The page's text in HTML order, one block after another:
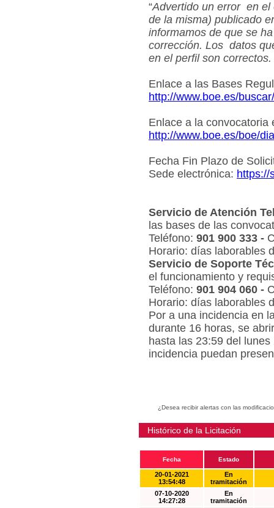
“Advertido un error en el
de la misma) publicado
informamos de que se
corrección. Los datos
en el perfil son correctos.
Enlace a las Bases
http://www.boe.es/
Enlace a la convocatoria
http://www.boe.es/boe/
Fecha Fin Plazo de
Sede electrónica: https://
Servicio de Atención
las bases de las
Teléfono: 901 900 333 -
Horario: días laborables
Servicio de Soporte
el funcionamiento y
Teléfono: 901 904 060 -
Horario: días laborables
Por a una incidencia en
durante 16 horas, se
hasta las 23:59 del
incidencia puedan
¿Desea recibir alertas con las
Histórico de la Licitación
Fecha Estado
20-01-2021
13:54:48
En
tramitación
07-10-2020
14:27:28
En
tramitación